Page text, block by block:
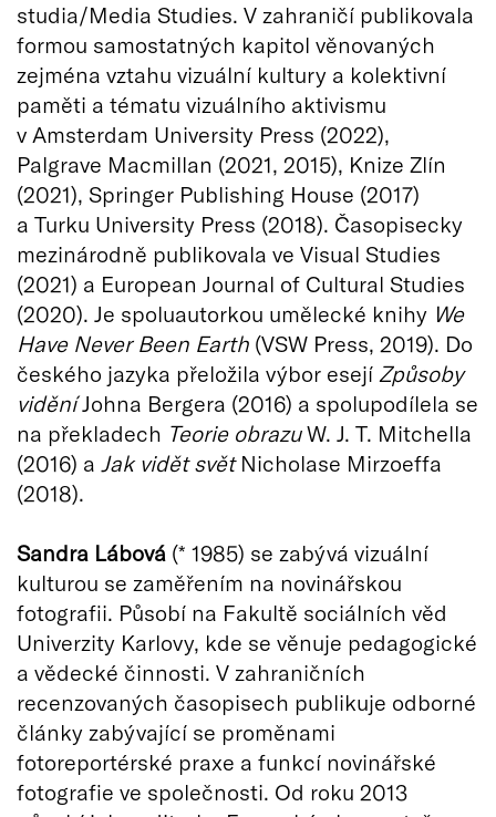
studia/Media Studies. V zahraničí publikovala
formou samostatných kapitol věnovaných
zejména vztahu vizuální kultury a kolektivní
paměti a tématu vizuálního aktivismu
v Amsterdam University Press (2022),
Palgrave Macmillan (2021, 2015), Knize Zlín
(2021), Springer Publishing House (2017)
a Turku University Press (2018). Časopisecky
mezinárodně publikovala ve Visual Studies
(2021) a European Journal of Cultural Studies
(2020). Je spoluautorkou umělecké knihy We
Have Never Been Earth (VSW Press, 2019). Do
českého jazyka přeložila výbor esejí Způsoby
viděníJohna Bergera (2016) a spolupodílela se
na překladech Teorie obrazuW. J. T. Mitchella
(2016) a Jak vidět světNicholase Mirzoeffa
(2018).
Sandra Lábová (* 1985) se zabývá vizuální
kulturou se zaměřením na novinářskou
fotografii. Působí na Fakultě sociálních věd
Univerzity Karlovy, kde se věnuje pedagogické
a vědecké činnosti. V zahraničních
recenzovaných časopisech publikuje odborné
články zabývající se proměnami
fotoreportérské praxe a funkcí novinářské
fotografie ve společnosti. Od roku 2013